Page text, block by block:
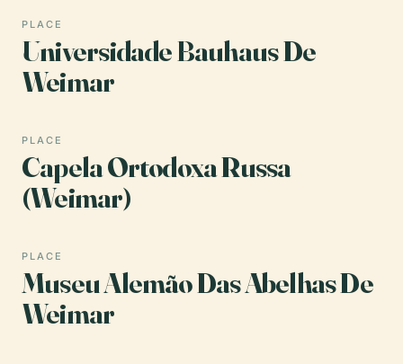
PLACE
Universidade Bauhaus De
Weimar
PLACE
Capela Ortodoxa Russa
(Weimar)
PLACE
Museu Alemão Das Abelhas De
Weimar